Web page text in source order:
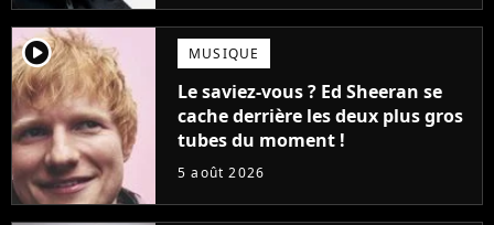
player2 MUSIQUE
Le saviez-vous ? Ed Sheeran se
cache derrière les deux plus gros
tubes du moment !
5 août 2026